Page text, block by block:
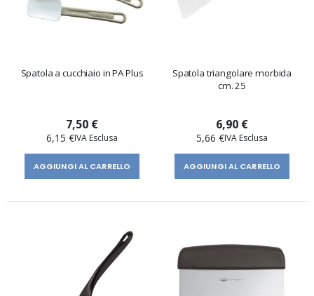
Spatola a cucchiaio in PA Plus
7,50 €
6,15 €
AGGIUNGI AL CARRELLO
Spatola triangolare morbida
cm. 25
6,90 €
5,66 €
AGGIUNGI AL CARRELLO